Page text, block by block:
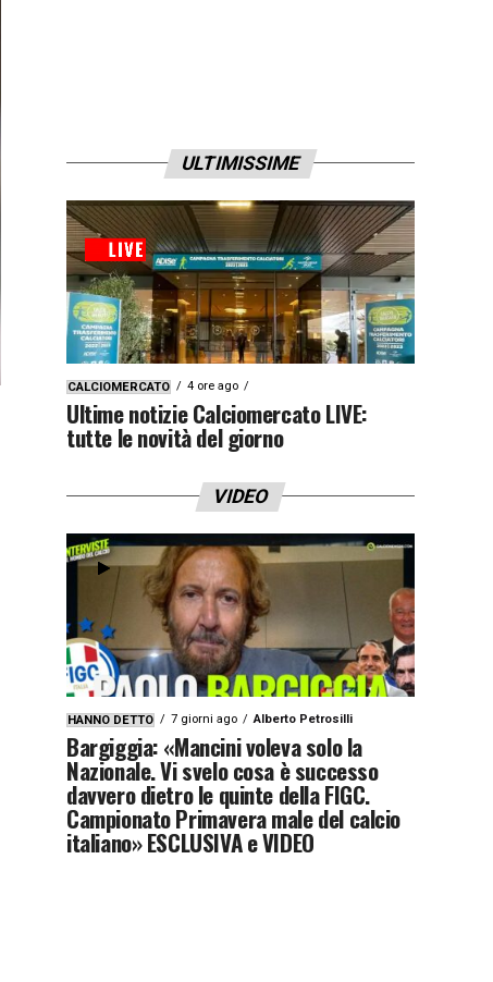
ULTIMISSIME
CALCIOMERCATO 4 ore ago
Ultime notizie Calciomercato LIVE:
tutte le novità del giorno
VIDEO
HANNO DETTO 7 giorni ago Alberto Petrosilli
Bargiggia: «Mancini voleva solo la
Nazionale. Vi svelo cosa è successo
davvero dietro le quinte della FIGC.
Campionato Primavera male del calcio
italiano» ESCLUSIVA e VIDEO